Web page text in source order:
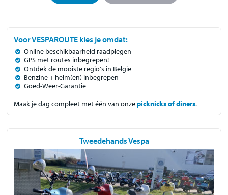
Voor VESPAROUTE kies je omdat:
Online beschikbaarheid raadplegen
GPS met routes inbegrepen!
Ontdek de mooiste regio's in België
Benzine + helm(en) inbegrepen
Goed-Weer-Garantie
Maak je dag compleet met één van onzepicknicks of diners.
Tweedehands Vespa